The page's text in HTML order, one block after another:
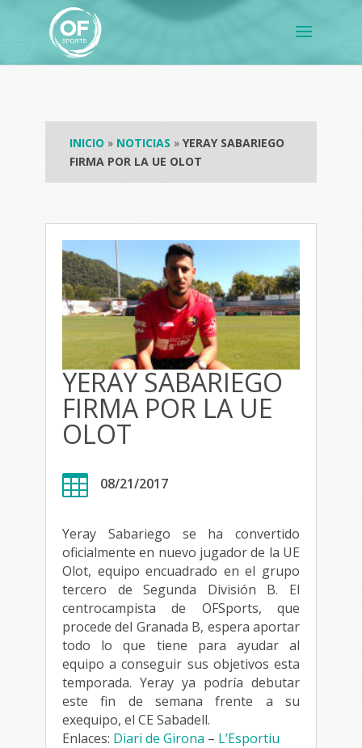
INICIO » NOTICIAS » YERAY SABARIEGO
FIRMA POR LA UE OLOT
YERAY SABARIEGO
FIRMA POR LA UE
OLOT
 08/21/2017
Yeray Sabariego se ha convertido
oficialmente en nuevo jugador de la UE
Olot, equipo encuadrado en el grupo
tercero de Segunda División B. El
centrocampista de OFSports, que
procede del Granada B, espera aportar
todo lo que tiene para ayudar al
equipo a conseguir sus objetivos esta
temporada. Yeray ya podría debutar
este fin de semana frente a su
exequipo, el CE Sabadell.
Enlaces: Diari de Girona – L’Esportiu